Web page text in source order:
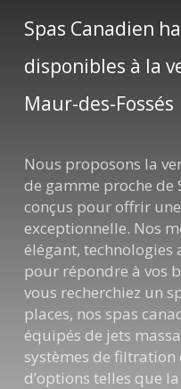
Spas Canadien
disponibles à la
Maur-des-Fossés
Nous proposons la
de gamme proche de
conçus pour offrir
exceptionnelle. Nos
élégant, technologies
pour répondre à vos
vous recherchiez un
places, nos spas
équipés de jets
systèmes de
d’options telles que